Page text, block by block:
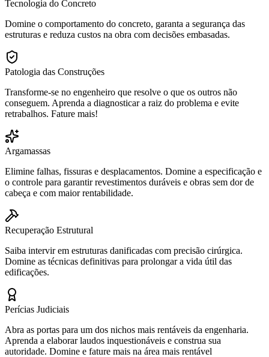
Tecnologia do Concreto
Domine o comportamento do concreto, garanta a segurança das
estruturas e reduza custos na obra com decisões embasadas.
Patologia das Construções
Transforme-se no engenheiro que resolve o que os outros não
conseguem. Aprenda a diagnosticar a raiz do problema e evite
retrabalhos. Fature mais!
Argamassas
Elimine falhas, fissuras e desplacamentos. Domine a especificação e
o controle para garantir revestimentos duráveis e obras sem dor de
cabeça e com maior rentabilidade.
Recuperação Estrutural
Saiba intervir em estruturas danificadas com precisão cirúrgica.
Domine as técnicas definitivas para prolongar a vida útil das
edificações.
Perícias Judiciais
Abra as portas para um dos nichos mais rentáveis da engenharia.
Aprenda a elaborar laudos inquestionáveis e construa sua
autoridade. Domine e fature mais na área mais rentável